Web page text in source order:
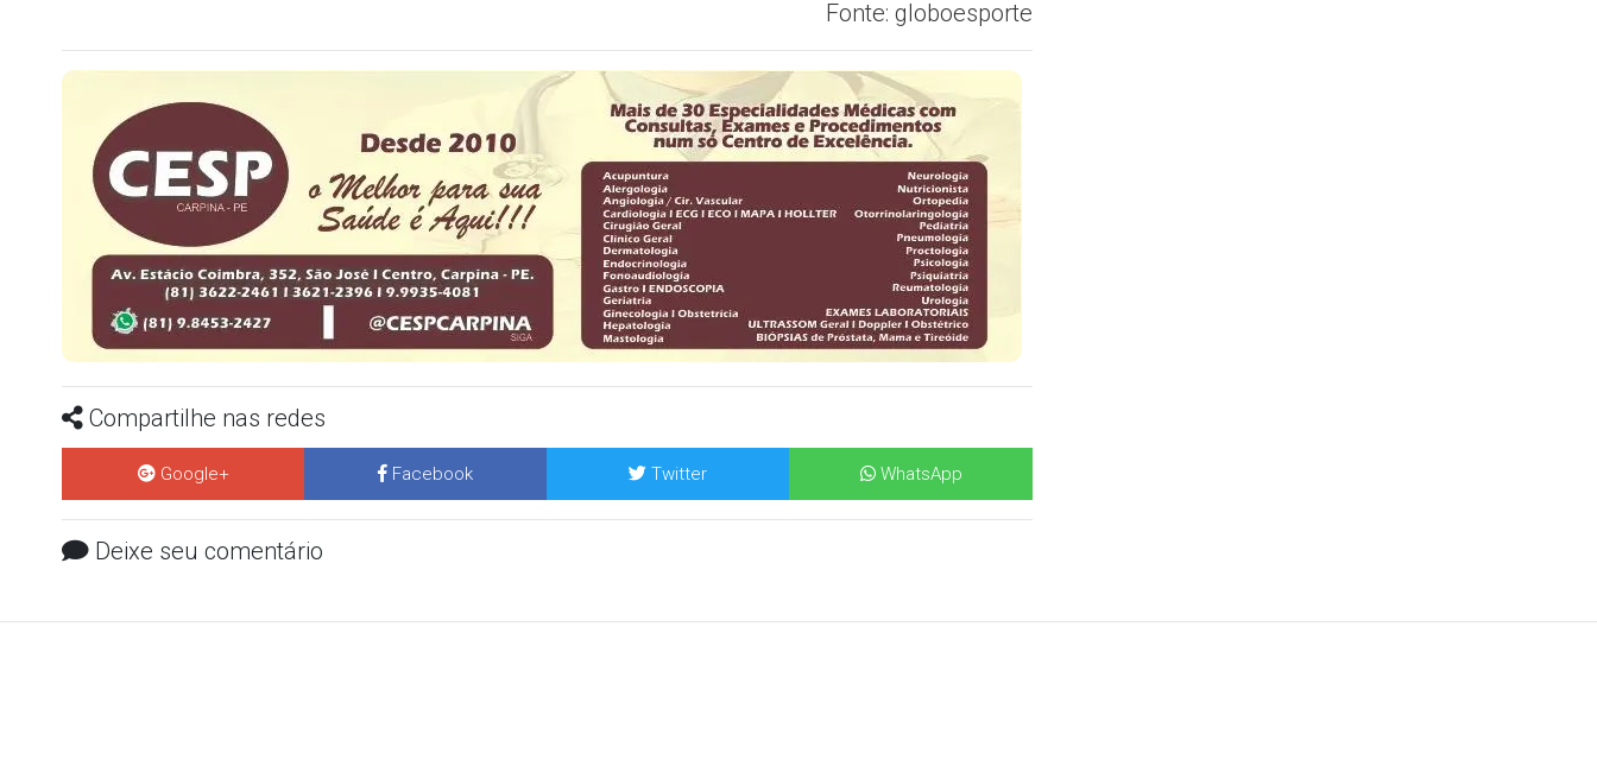
Fonte: globoesporte
Compartilhe nas redes
Google+ Facebook Twitter WhatsApp
Deixe seu comentário